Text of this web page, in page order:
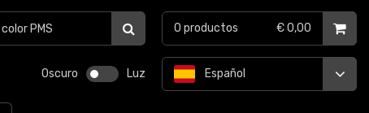
Oscuro Luz Español
0 productos € 0,00